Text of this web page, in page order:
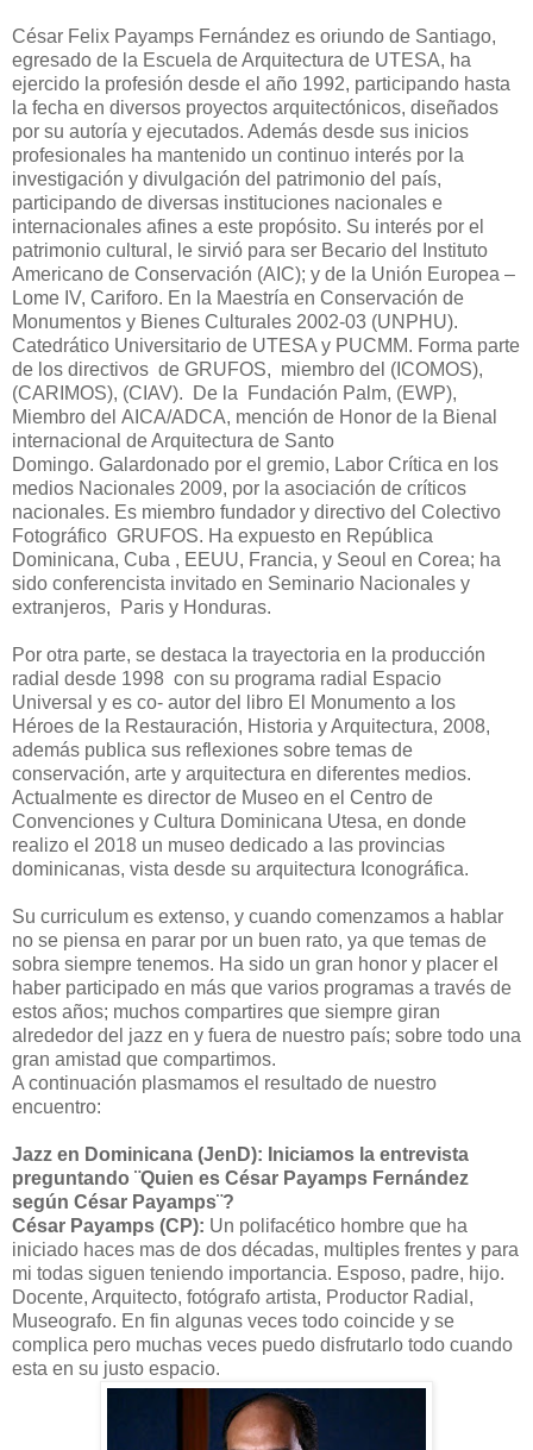
César Felix Payamps Fernández es oriundo de Santiago,
egresado de la Escuela de Arquitectura de UTESA, ha
ejercido la profesión desde el año 1992, participando hasta
la fecha en diversos proyectos arquitectónicos, diseñados
por su autoría y ejecutados. Además desde sus inicios
profesionales ha mantenido un continuo interés por la
investigación y divulgación del patrimonio del país,
participando de diversas instituciones nacionales e
internacionales afines a este propósito. Su interés por el
patrimonio cultural, le sirvió para ser Becario del Instituto
Americano de Conservación (AIC); y de la Unión Europea –
Lome IV, Cariforo. En la Maestría en Conservación de
Monumentos y Bienes Culturales 2002-03 (UNPHU).
Catedrático Universitario de UTESA y PUCMM. Forma parte
de los directivos de GRUFOS, miembro del (ICOMOS),
(CARIMOS), (CIAV). De la Fundación Palm, (EWP),
Miembro del AICA/ADCA, mención de Honor de la Bienal
internacional de Arquitectura de Santo
Domingo. Galardonado por el gremio, Labor Crítica en los
medios Nacionales 2009, por la asociación de críticos
nacionales. Es miembro fundador y directivo del Colectivo
Fotográfico GRUFOS. Ha expuesto en República
Dominicana, Cuba , EEUU, Francia, y Seoul en Corea; ha
sido conferencista invitado en Seminario Nacionales y
extranjeros, Paris y Honduras.
Por otra parte, se destaca la trayectoria en la producción
radial desde 1998 con su programa radial Espacio
Universal y es co- autor del libro El Monumento a los
Héroes de la Restauración, Historia y Arquitectura, 2008,
además publica sus reflexiones sobre temas de
conservación, arte y arquitectura en diferentes medios.
Actualmente es director de Museo en el Centro de
Convenciones y Cultura Dominicana Utesa, en donde
realizo el 2018 un museo dedicado a las provincias
dominicanas, vista desde su arquitectura Iconográfica.
Su curriculum es extenso, y cuando comenzamos a hablar
no se piensa en parar por un buen rato, ya que temas de
sobra siempre tenemos. Ha sido un gran honor y placer el
haber participado en más que varios programas a través de
estos años; muchos compartires que siempre giran
alrededor del jazz en y fuera de nuestro país; sobre todo una
gran amistad que compartimos.
A continuación plasmamos el resultado de nuestro
encuentro:
Jazz en Dominicana (JenD): Iniciamos la entrevista
preguntando ¨Quien es César Payamps Fernández
según César Payamps¨?
César Payamps (CP): Un polifacético hombre que ha
iniciado haces mas de dos décadas, multiples frentes y para
mi todas siguen teniendo importancia. Esposo, padre, hijo.
Docente, Arquitecto, fotógrafo artista, Productor Radial,
Museografo. En fin algunas veces todo coincide y se
complica pero muchas veces puedo disfrutarlo todo cuando
esta en su justo espacio.